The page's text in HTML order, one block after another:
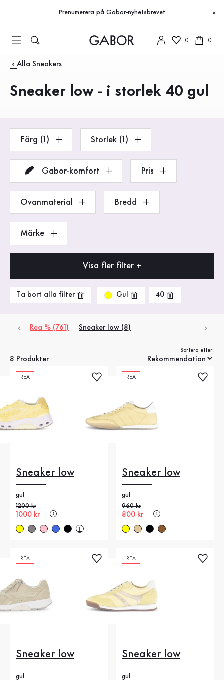
Till innehållsförteckning
Till huvudnavigation
Prenumerera på Gabor-nyhetsbrevet ×
0 0
Produkter
Alla Sneakers
Sneaker low - i storlek 40 gul
Färg (1) Storlek (1)
Gabor-komfort Pris
Ovanmaterial Bredd
Märke
Visa fler filter +
Ta bort alla filter Gul 40
Rea % (761) Sneaker low (8)
8 Produkter
Sortera efter:
REA
Sneaker low
gul
Gammalt pris
1200 kr
Nytt pris
1000 kr
REA
Sneaker low
gul
Gammalt pris
960 kr
Nytt pris
800 kr
REA
Sneaker low
gul
REA
Sneaker low
gul